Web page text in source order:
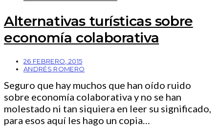
Alternativas turísticas sobre
economía colaborativa
26 FEBRERO, 2015
ANDRÉS ROMERO
Seguro que hay muchos que han oído ruido
sobre economía colaborativa y no se han
molestado ni tan siquiera en leer su significado,
para esos aquí les hago un copia…